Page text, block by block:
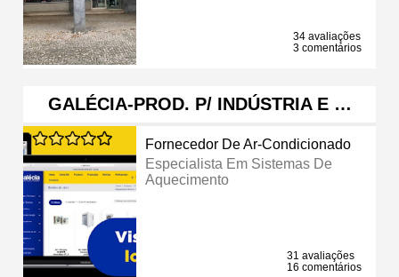
34 avaliações
3 comentários
GALÉCIA-PROD. P/ INDÚSTRIA E …
Fornecedor De Ar-Condicionado
Especialista Em Sistemas De
Aquecimento
31 avaliações
16 comentários